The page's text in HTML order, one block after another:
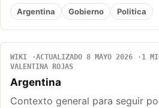
Argentina Gobierno Politica
WIKI ACTUALIZADO 8 MAYO 2026
1
VALENTINA ROJAS
Argentina
Contexto general para seguir